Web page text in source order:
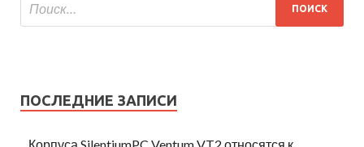
ПОСЛЕДНИЕ ЗАПИСИ